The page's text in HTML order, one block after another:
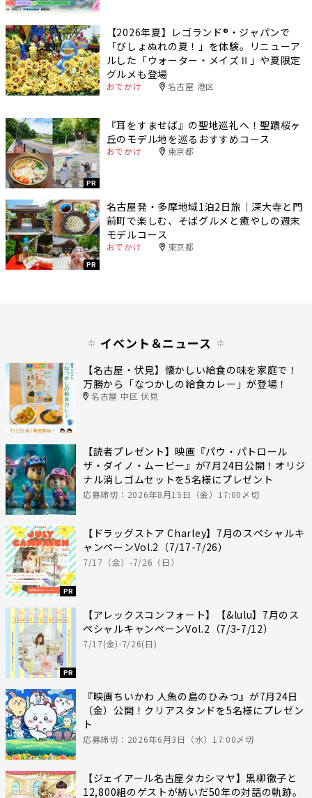
【2026年夏】レゴランド®・ジャパンで
「びしょぬれの夏！」を体験。リニューア
ルした「ウォーター・メイズⅡ」や夏限定
グルメも登場
おでかけ 名古屋 港区
PR
『耳をすませば』の聖地巡礼へ！聖蹟桜ヶ
丘のモデル地を巡るおすすめコース
おでかけ 東京都
PR
名古屋発・多摩地域1泊2日旅｜深大寺と門
前町で楽しむ、そばグルメと癒やしの週末
モデルコース
おでかけ 東京都
イベント＆ニュース
【名古屋・伏見】懐かしい給食の味を家庭で！
万勝から「なつかしの給食カレー」が登場！
名古屋 中区 伏見
【読者プレゼント】映画『パウ・パトロール
ザ・ダイノ・ムービー』が7月24日公開！オリジ
ナル消しゴムセットを5名様にプレゼント
応募締切：2026年8月15日（金）17:00〆切
PR
【ドラッグストア Charley】7月のスペシャルキ
ャンペーンVol.2（7/17-7/26）
7/17（金）-7/26（日）
PR
【アレックスコンフォート】【&lulu】7月のス
ペシャルキャンペーンVol.2（7/3-7/12）
7/17(金)-7/26(日)
『映画ちいかわ 人魚の島のひみつ』が7月24日
（金）公開！クリアスタンドを5名様にプレゼン
ト
応募締切：2026年6月3日（水）17:00〆切
【ジェイアール名古屋タカシマヤ】黒柳徹子と
12,800組のゲストが紡いだ50年の対話の軌跡。